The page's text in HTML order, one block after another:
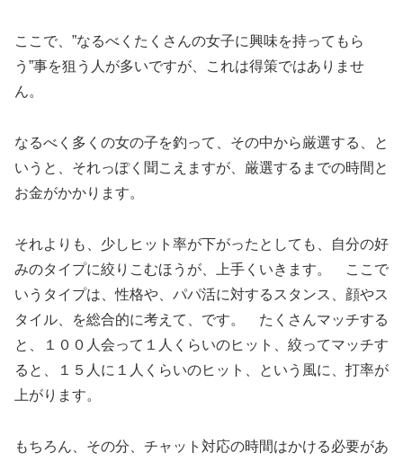
ここで、”なるべくたくさんの女子に興味を持ってもら
う”事を狙う人が多いですが、これは得策ではありませ
ん。
なるべく多くの女の子を釣って、その中から厳選する、と
いうと、それっぽく聞こえますが、厳選するまでの時間と
お金がかかります。
それよりも、少しヒット率が下がったとしても、自分の好
みのタイプに絞りこむほうが、上手くいきます。 ここで
いうタイプは、性格や、パパ活に対するスタンス、顔やス
タイル、を総合的に考えて、です。 たくさんマッチする
と、１００人会って１人くらいのヒット、絞ってマッチす
ると、１５人に１人くらいのヒット、という風に、打率が
上がります。
もちろん、その分、チャット対応の時間はかける必要があ